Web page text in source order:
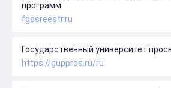
программ
fgosreestr.ru
Государственный университет
https://guppros.ru/ru